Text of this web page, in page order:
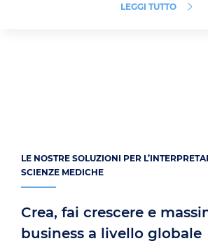
LEGGI TUTTO
LE NOSTRE SOLUZIONI PER
SCIENZE MEDICHE
Crea, fai crescere e
business a livello globale